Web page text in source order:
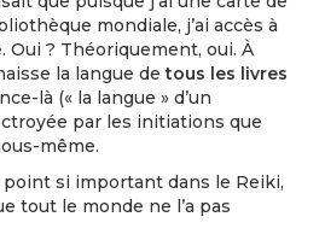
mondiale, j’ai accès à
Oui ? Théoriquement, oui. À
la langue detous les livres
là (« la langue » d’un
par les initiations que
même.
point si important dans le Reiki,
tout le monde ne l’a pas